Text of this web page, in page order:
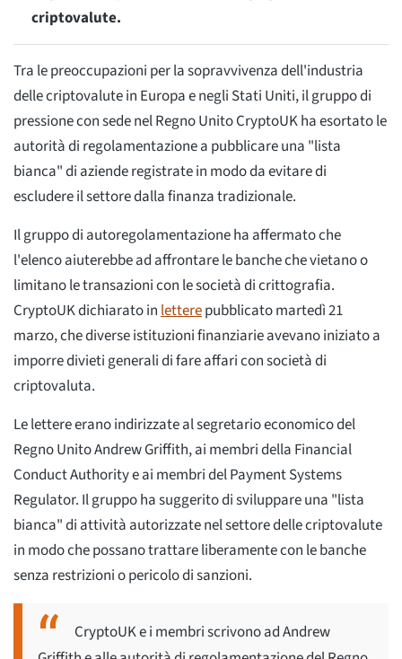
criptovalute.
Tra le preoccupazioni per la sopravvivenza dell'industria
delle criptovalute in Europa e negli Stati Uniti, il gruppo di
pressione con sede nel Regno Unito CryptoUK ha esortato le
autorità di regolamentazione a pubblicare una "lista
bianca" di aziende registrate in modo da evitare di
escludere il settore dalla finanza tradizionale.
Il gruppo di autoregolamentazione ha affermato che
l'elenco aiuterebbe ad affrontare le banche che vietano o
limitano le transazioni con le società di crittografia.
CryptoUK dichiarato inletterepubblicato martedì 21
marzo, che diverse istituzioni finanziarie avevano iniziato a
imporre divieti generali di fare affari con società di
criptovaluta.
Le lettere erano indirizzate al segretario economico del
Regno Unito Andrew Griffith, ai membri della Financial
Conduct Authority e ai membri del Payment Systems
Regulator. Il gruppo ha suggerito di sviluppare una "lista
bianca" di attività autorizzate nel settore delle criptovalute
in modo che possano trattare liberamente con le banche
senza restrizioni o pericolo di sanzioni.
CryptoUK e i membri scrivono ad Andrew